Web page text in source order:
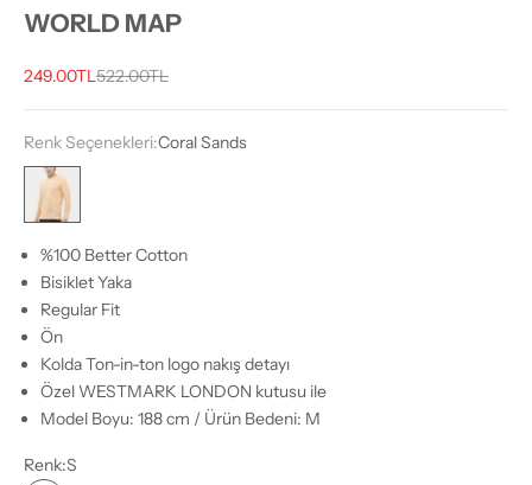
WORLD MAP
İndirimli fiyat
249.00TLNormal fiyat
522.00TL
Renk Seçenekleri:Coral Sands
Coral Sands
%100 Better Cotton
Bisiklet Yaka
Regular Fit
Ön
Kolda Ton-in-ton logo nakış detayı
Özel WESTMARK LONDON kutusu ile
Model Boyu: 188 cm / Ürün Bedeni: M
Renk:S